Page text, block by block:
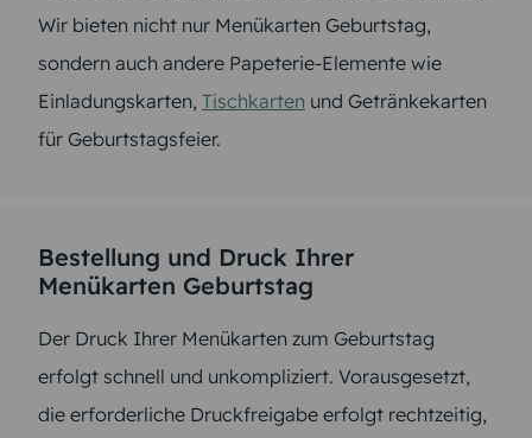
Wir bieten nicht nur Menükarten Geburtstag,
sondern auch andere Papeterie-Elemente wie
Einladungskarten, Tischkarten und Getränkekarten
für Geburtstagsfeier.
Bestellung und Druck Ihrer
Menükarten Geburtstag
Der Druck Ihrer Menükarten zum Geburtstag
erfolgt schnell und unkompliziert. Vorausgesetzt,
die erforderliche Druckfreigabe erfolgt rechtzeitig,